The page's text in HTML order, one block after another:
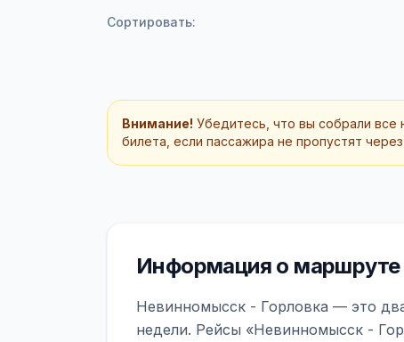
Сортировать:
Внимание! Убедитесь, что вы собрали все
билета, если пассажира не пропустят через
Информация о
Невинномысск - Горловка — это
недели. Рейсы «Невинномысск -